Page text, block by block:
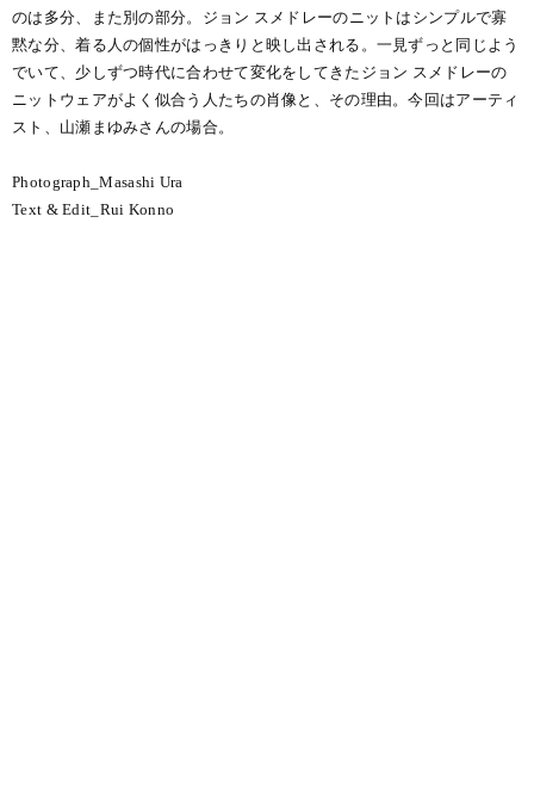
のは多分、また別の部分。ジョン スメドレーのニットはシンプルで寡
黙な分、着る人の個性がはっきりと映し出される。一見ずっと同じよう
でいて、少しずつ時代に合わせて変化をしてきたジョン スメドレーの
ニットウェアがよく似合う人たちの肖像と、その理由。今回はアーティ
スト、山瀬まゆみさんの場合。
Photograph_Masashi Ura
Text & Edit_Rui Konno